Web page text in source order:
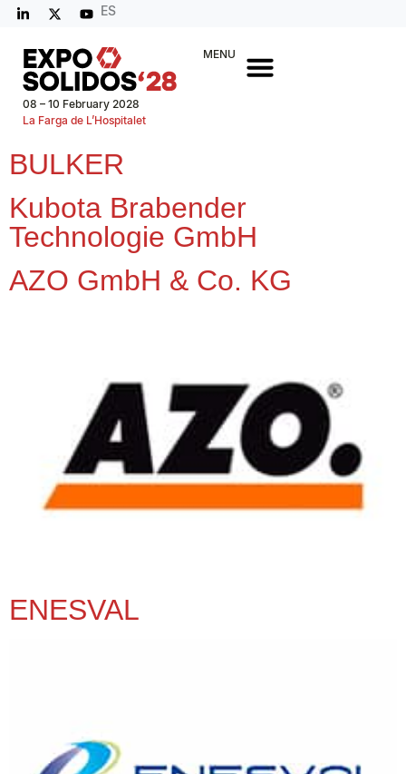
ES
08 – 10 February 2028
La Farga de L’Hospitalet
MENU
BULKER
Kubota Brabender
Technologie GmbH
AZO GmbH & Co. KG
ENESVAL